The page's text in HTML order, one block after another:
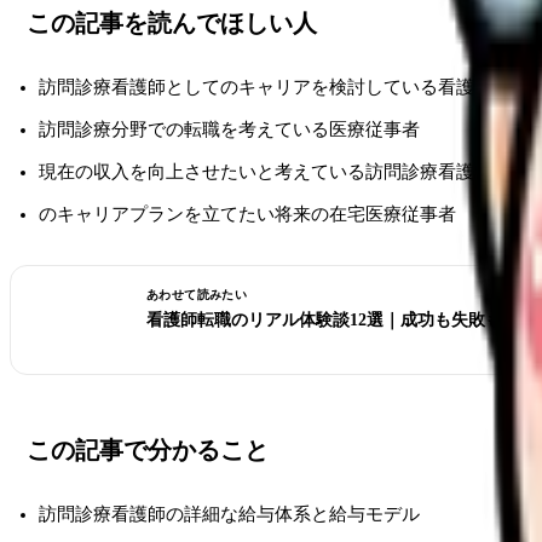
この記事を読んでほしい人
訪問診療看護師としてのキャリアを検討している看護師
訪問診療分野での転職を考えている医療従事者
現在の収入を向上させたいと考えている訪問診療看護師
のキャリアプランを立てたい将来の在宅医療従事者
あわせて読みたい
看護師転職のリアル体験談12選｜成功も失敗も全部
この記事で分かること
訪問診療看護師の詳細な給与体系と給与モデル